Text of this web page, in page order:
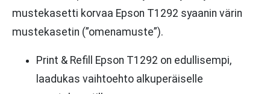
mustekasetti korvaa Epson T1292 syaanin värin
mustekasetin (”omenamuste”).
Print & Refill Epson T1292 on edullisempi,
laadukas vaihtoehto alkuperäiselle